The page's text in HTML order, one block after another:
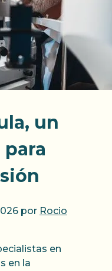
un
por Rocio
en
en la